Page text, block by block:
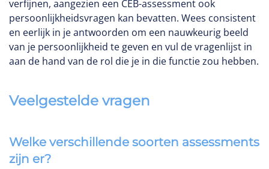
verfijnen, aangezien een CEB-assessment ook
persoonlijkheidsvragen kan bevatten. Wees consistent
en eerlijk in je antwoorden om een nauwkeurig beeld
van je persoonlijkheid te geven en vul de vragenlijst in
aan de hand van de rol die je in die functie zou hebben.
Veelgestelde vragen
Welke verschillende soorten assessments
zijn er?